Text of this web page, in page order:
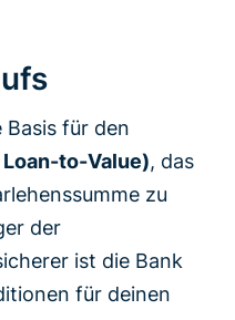
für den
Loan-to-Value), das
zu
der
ist die Bank
für deinen